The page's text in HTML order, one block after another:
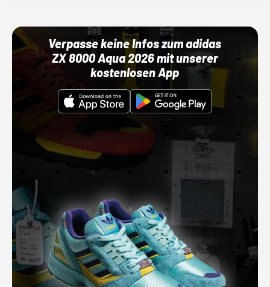
Verpasse keine Infos zum adidas
ZX 8000 Aqua 2026 mit unserer
kostenlosen App